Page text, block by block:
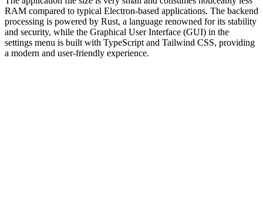
RAM compared to typical Electron-based applications. The backend
processing is powered by Rust, a language renowned for its stability
and security, while the Graphical User Interface (GUI) in the
settings menu is built with TypeScript and Tailwind CSS, providing
a modern and user-friendly experience.